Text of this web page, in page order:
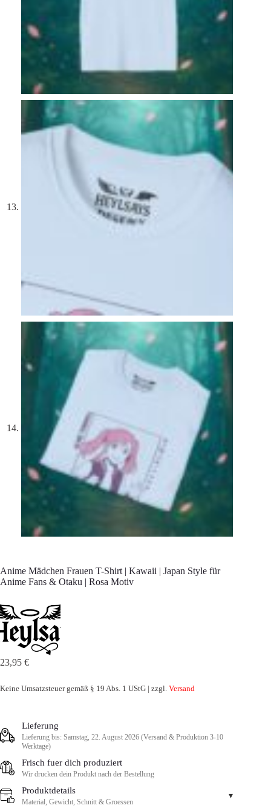
Anime Mädchen Frauen T-Shirt | Kawaii | Japan Style für
Anime Fans & Otaku | Rosa Motiv
23,95 €
Keine Umsatzsteuer gemäß § 19 Abs. 1 UStG | zzgl. Versand
Lieferung
Lieferung bis: Samstag, 22. August 2026 (Versand & Produktion 3-10
Werktage)
Frisch fuer dich produziert
Wir drucken dein Produkt nach der Bestellung
Produktdetails
Material, Gewicht, Schnitt & Groessen
▾